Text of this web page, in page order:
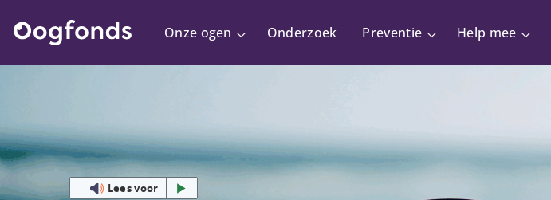
Onze ogen Onderzoek Preventie Help mee
Lees voor